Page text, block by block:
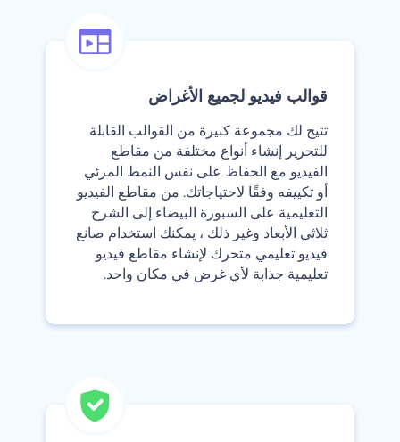
‫قوالب فيديو لجميع الأغراض‬
‫تتيح لك مجموعة كبيرة من القوالب القابلة
للتحرير إنشاء أنواع مختلفة من مقاطع
الفيديو مع الحفاظ على نفس النمط المرئي
أو تكييفه وفقًا لاحتياجاتك. من مقاطع الفيديو
التعليمية على السبورة البيضاء إلى الشرح
ثلاثي الأبعاد وغير ذلك ، يمكنك استخدام صانع
فيديو تعليمي متحرك لإنشاء مقاطع فيديو
تعليمية جذابة لأي غرض في مكان واحد.‬